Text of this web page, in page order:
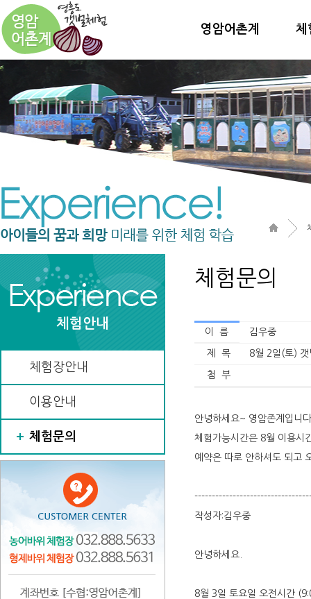
영암어촌계 체
체험안내
체험장안내
이용안내
체험문의
체험문의
이 름 김우중
제 목 8월 2일(토) 갯
첨 부
안녕하세요~ 영암존계입니
체험가능시간은 8월 이용시
예약은 따로 안하셔도 되고
작성자:김우중
안녕하세요.
8월 3일 토요일 오전시간